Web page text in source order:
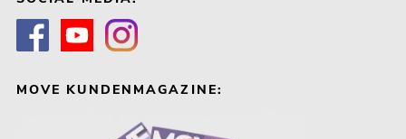
MOVE KUNDENMAGAZINE: